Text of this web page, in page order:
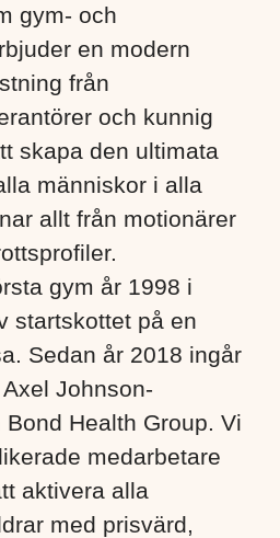
gym- och
en modern
från
och kunnig
skapa den ultimata
människor i alla
allt från motionärer
gym år 1998 i
startskottet på en
Sedan år 2018 ingår
Johnson-
Health Group. Vi
medarbetare
aktivera alla
med prisvärd,